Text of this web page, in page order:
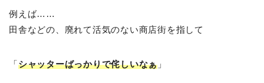
例えば……
田舎などの、廃れて活気のない商店街を指して
「シャッターばっかりで侘しいなぁ 」